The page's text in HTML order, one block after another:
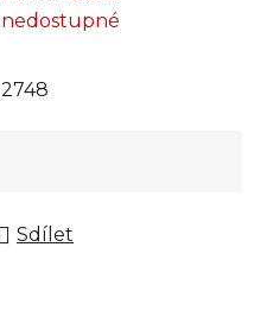
nedostupné
2748
Sdílet